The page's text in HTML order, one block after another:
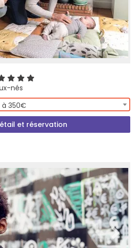
nés
350€
et réservation